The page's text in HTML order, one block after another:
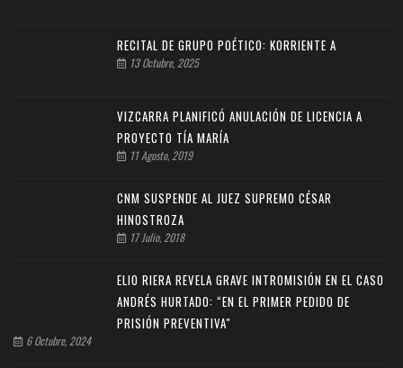
RECITAL DE GRUPO POÉTICO: KORRIENTE A
13 Octubre, 2025
VIZCARRA PLANIFICÓ ANULACIÓN DE LICENCIA A
PROYECTO TÍA MARÍA
11 Agosto, 2019
CNM SUSPENDE AL JUEZ SUPREMO CÉSAR
HINOSTROZA
17 Julio, 2018
ELIO RIERA REVELA GRAVE INTROMISIÓN EN EL CASO
ANDRÉS HURTADO: “EN EL PRIMER PEDIDO DE
PRISIÓN PREVENTIVA"
6 Octubre, 2024